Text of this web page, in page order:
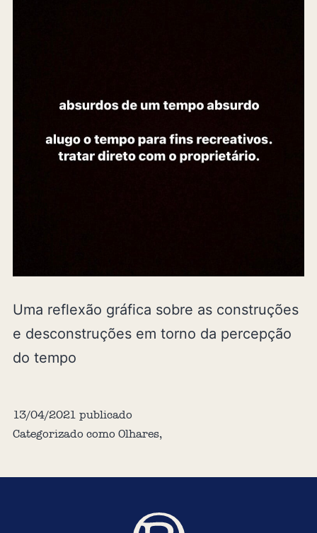
Uma reflexão gráfica sobre as construções
e desconstruções em torno da percepção
do tempo
13/04/2021 publicado
Categorizado como Olhares,